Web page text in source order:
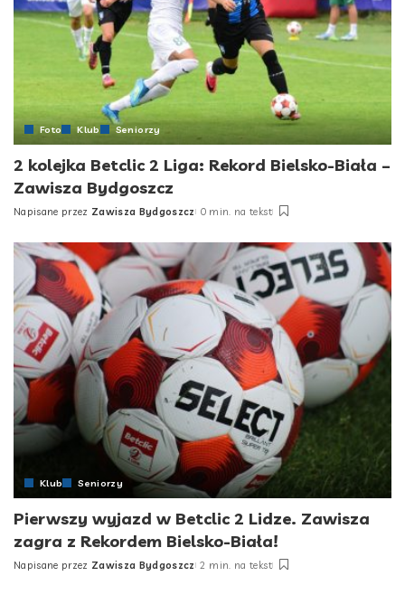
Foto Klub Seniorzy
2 kolejka Betclic 2 Liga: Rekord Bielsko-Biała –
Zawisza Bydgoszcz
Posted
Napisane przez Zawisza Bydgoszcz 0 min. na tekst
Klub Seniorzy
Pierwszy wyjazd w Betclic 2 Lidze. Zawisza
zagra z Rekordem Bielsko-Biała!
Posted
Napisane przez Zawisza Bydgoszcz 2 min. na tekst